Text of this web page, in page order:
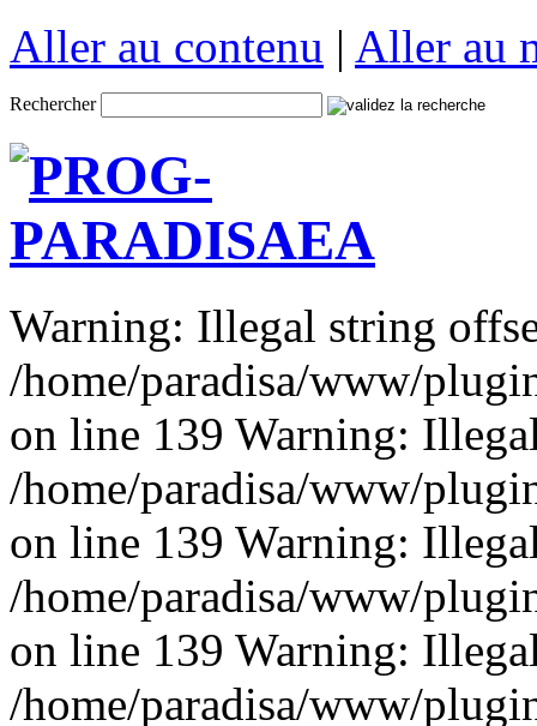
Aller au contenu | Aller au
Rechercher
Warning: Illegal string
/home/paradisa/www/
on line 139 Warning:
/home/paradisa/www/
on line 139 Warning:
/home/paradisa/www/
on line 139 Warning:
/home/paradisa/www/